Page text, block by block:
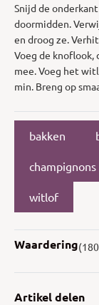
Snijd de
doormidden.
en droog ze.
Voeg de knoflook,
mee. Voeg het
min. Breng op
bakken
champignons
witlof
Waardering
Artikel delen